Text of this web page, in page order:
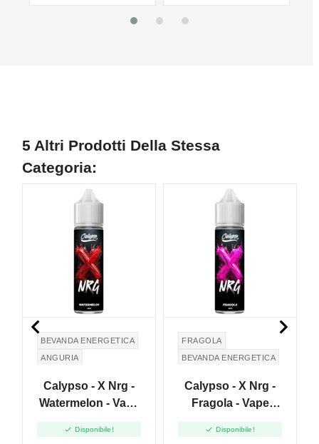
5 Altri Prodotti Della Stessa
Categoria:
BEVANDA ENERGETICA
ANGURIA
Calypso - X Nrg -
Watermelon - Vape
 Disponibile!
FRAGOLA
BEVANDA ENERGETICA
Calypso - X Nrg -
Fragola - Vape
 Disponibile!
 